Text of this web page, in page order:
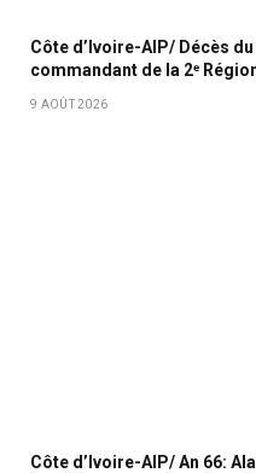
Côte d’Ivoire-AIP/ Décès
commandant de la 2ᵉ
9 AOÛT 2026
Côte d’Ivoire-AIP/ An 66: